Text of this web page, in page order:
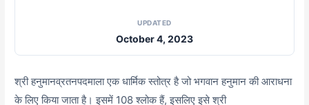
UPDATED
October 4, 2023
श्री हनुमानव्रतनपदमाला एक धार्मिक स्तोत्र है जो भगवान हनुमान की आराधना
के लिए किया जाता है। इसमें 108 श्लोक हैं, इसलिए इसे श्री